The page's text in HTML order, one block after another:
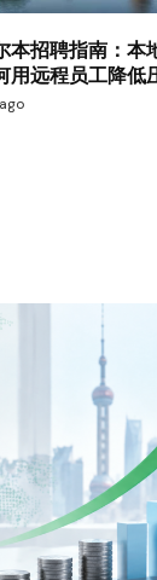
本招聘指南：本
用远程员工降低